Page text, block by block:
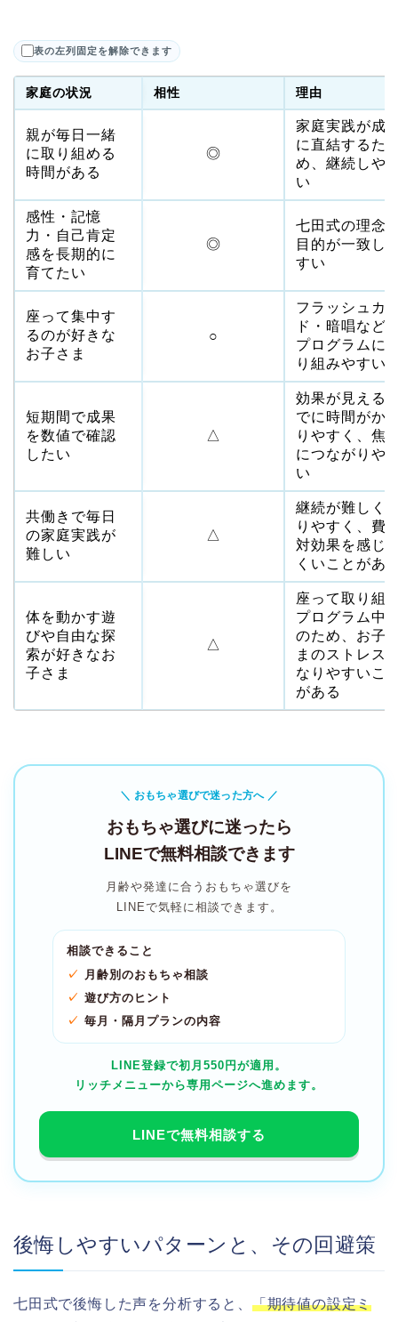
表の左列固定を解除できます
家庭の状況 相性 理由
親が毎日一緒
に取り組める
時間がある
◎
家庭実践が成
に直結するた
め、継続しや
い
感性・記憶
力・自己肯定
感を長期的に
育てたい
◎
七田式の理念
目的が一致し
すい
座って集中す
るのが好きな
お子さま
○
フラッシュカ
ド・暗唱など
プログラムに
り組みやすい
短期間で成果
を数値で確認
したい
△
効果が見える
でに時間がか
りやすく、焦
につながりや
い
共働きで毎日
の家庭実践が
難しい
△
継続が難しく
りやすく、費
対効果を感じ
くいことがあ
体を動かす遊
びや自由な探
索が好きなお
子さま
△
座って取り組
プログラム中
のため、お子
まのストレス
なりやすいこ
がある
＼ おもちゃ選びで迷った方へ ／
おもちゃ選びに迷ったら
LINEで無料相談できます
月齢や発達に合うおもちゃ選びを
LINEで気軽に相談できます。
相談できること
月齢別のおもちゃ相談
遊び方のヒント
毎月・隔月プランの内容
LINE登録で初月550円が適用。
リッチメニューから専用ページへ進めます。
LINEで無料相談する
後悔しやすいパターンと、その回避策
七田式で後悔した声を分析すると、 「期待値の設定ミ